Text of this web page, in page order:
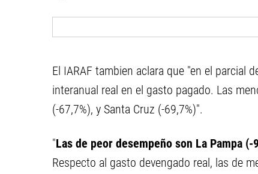
El IARAF tambien aclara que "en el parcial
interanual real en el gasto pagado. Las
(-67,7%), y Santa Cruz (-69,7%)".
"Las de peor desempeño son La Pampa
Respecto al gasto devengado real, las de